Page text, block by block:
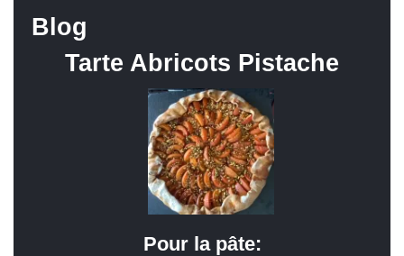
Blog
Tarte Abricots Pistache
Pour la pâte: